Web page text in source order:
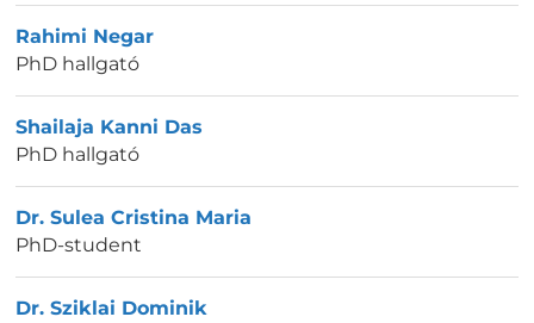
Rahimi Negar
PhD hallgató
Shailaja Kanni Das
PhD hallgató
Dr. Sulea Cristina Maria
PhD-student
Dr. Sziklai Dominik